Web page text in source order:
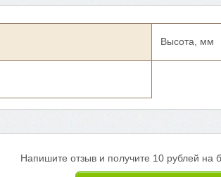
Высота, мм
Напишите отзыв и получите 10 рублей на